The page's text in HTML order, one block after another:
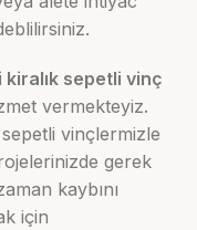
kiralık sepetli vinç
vermekteyiz.
vinçlermizle
gerek
kaybını
için